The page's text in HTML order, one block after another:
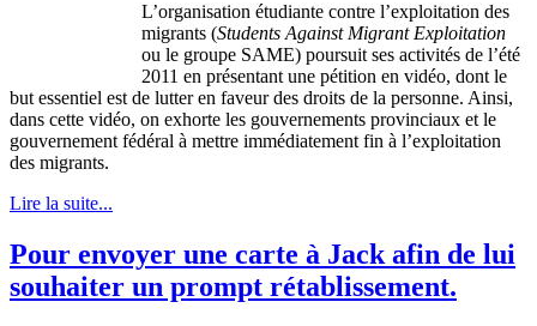
L’organisation étudiante contre l’exploitation des
migrants (Students Against Migrant Exploitation
ou le groupe SAME) poursuit ses activités de l’été
2011 en présentant une pétition en vidéo, dont le
but essentiel est de lutteren faveurdes droits de la personne. Ainsi,
dans cette vidéo, on exhorte les gouvernements provinciaux et le
gouvernement fédéral à mettre immédiatement fin à l’exploitation
des migrants.
Lire la suite...
Pour envoyer une carte à Jack afin de lui
souhaiter un prompt rétablissement.